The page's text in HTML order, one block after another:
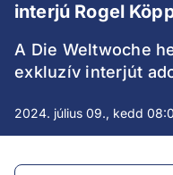
interjú Rogel
A Die Weltwoche
exkluzív interjút
2024. július 09., kedd